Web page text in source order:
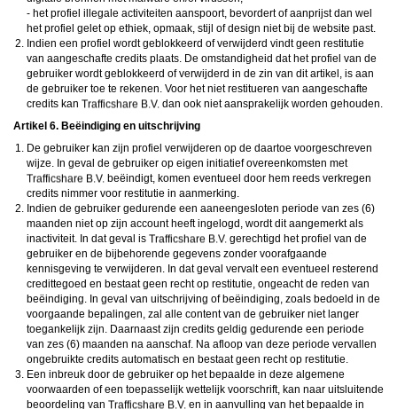
- het profiel illegale activiteiten aanspoort, bevordert of aanprijst dan wel
het profiel gelet op ethiek, opmaak, stijl of design niet bij de website past.
Indien een profiel wordt geblokkeerd of verwijderd vindt geen restitutie
van aangeschafte credits plaats. De omstandigheid dat het profiel van de
gebruiker wordt geblokkeerd of verwijderd in de zin van dit artikel, is aan
de gebruiker toe te rekenen. Voor het niet restitueren van aangeschafte
credits kan
dan ook niet aansprakelijk worden gehouden.
Artikel 6. Beëindiging en uitschrijving
De gebruiker kan zijn profiel verwijderen op de daartoe voorgeschreven
wijze. In geval de gebruiker op eigen initiatief overeenkomsten met
beëindigt, komen eventueel door hem reeds verkregen
credits nimmer voor restitutie in aanmerking.
Indien de gebruiker gedurende een aaneengesloten periode van zes (6)
maanden niet op zijn account heeft ingelogd, wordt dit aangemerkt als
inactiviteit. In dat geval is
gerechtigd het profiel van de
gebruiker en de bijbehorende gegevens zonder voorafgaande
kennisgeving te verwijderen. In dat geval vervalt een eventueel resterend
credittegoed en bestaat geen recht op restitutie, ongeacht de reden van
beëindiging. In geval van uitschrijving of beëindiging, zoals bedoeld in de
voorgaande bepalingen, zal alle content van de gebruiker niet langer
toegankelijk zijn. Daarnaast zijn credits geldig gedurende een periode
van zes (6) maanden na aanschaf. Na afloop van deze periode vervallen
ongebruikte credits automatisch en bestaat geen recht op restitutie.
Een inbreuk door de gebruiker op het bepaalde in deze algemene
voorwaarden of een toepasselijk wettelijk voorschrift, kan naar uitsluitende
beoordeling van
en in aanvulling van het bepaalde in